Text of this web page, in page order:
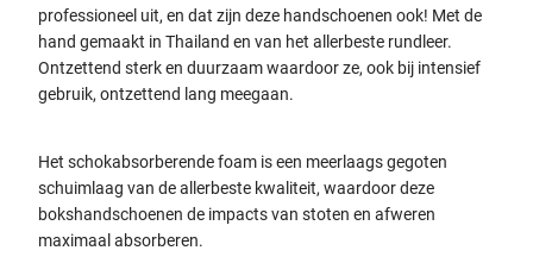
professioneel uit, en dat zijn deze handschoenen ook! Met de
hand gemaakt in Thailand en van het allerbeste rundleer.
Ontzettend sterk en duurzaam waardoor ze, ook bij intensief
gebruik, ontzettend lang meegaan.
Het schokabsorberende foam is een meerlaags gegoten
schuimlaag van de allerbeste kwaliteit, waardoor deze
bokshandschoenen de impacts van stoten en afweren
maximaal absorberen.